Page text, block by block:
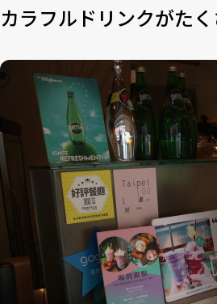
カラフルドリンクがたく